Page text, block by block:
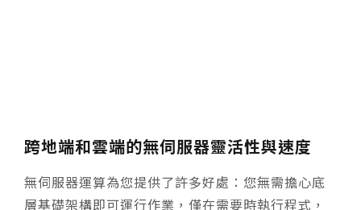
跨地端和雲端的無伺服器靈活性與速度
無伺服器運算為您提供了許多好處：您無需擔心底
層基礎架構即可運行作業，僅在需要時執行程式，